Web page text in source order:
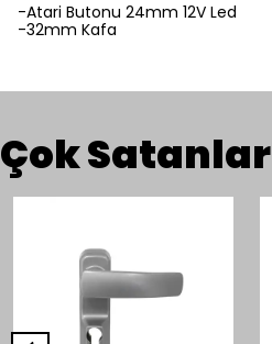
-Atari Butonu 24mm 12V Led
-32mm Kafa
Çok Satanlar